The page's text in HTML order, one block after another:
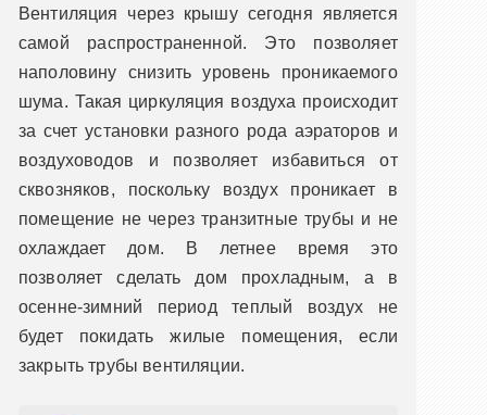
Вентиляция через крышу сегодня является
самой распространенной. Это позволяет
наполовину снизить уровень проникаемого
шума. Такая циркуляция воздуха происходит
за счет установки разного рода аэраторов и
воздуховодов и позволяет избавиться от
сквозняков, поскольку воздух проникает в
помещение не через транзитные трубы и не
охлаждает дом. В летнее время это
позволяет сделать дом прохладным, а в
осенне-зимний период теплый воздух не
будет покидать жилые помещения, если
закрыть трубы вентиляции.